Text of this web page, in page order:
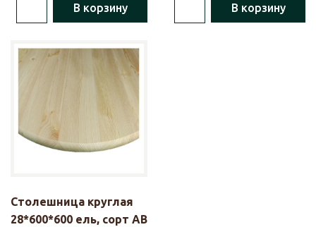
В корзину В корзину
Столешница круглая
28*600*600 ель, сорт АВ